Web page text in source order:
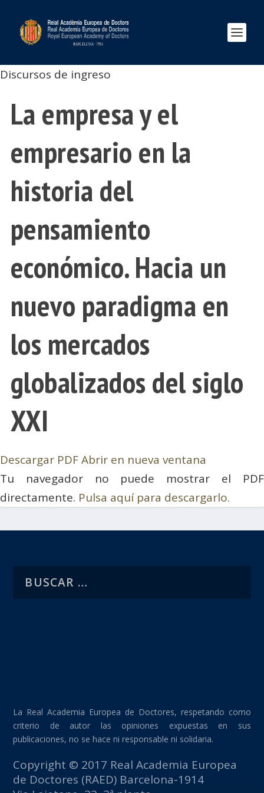
Discursos de ingreso
La empresa y el
empresario en la
historia del
pensamiento
económico. Hacia un
nuevo paradigma en
los mercados
globalizados del siglo
XXI
Descargar PDFAbrir en nueva ventana
Tu navegador no puede mostrar el PDF
directamente. Pulsa aquí para descargarlo.
La Real Academia Europea de Doctores, respetando como
criterio de autor las opiniones expuestas en sus
publicaciones, no se hace ni responsable ni solidaria.
Copyright © 2017 Real Academia Europea
de Doctores (RAED) Barcelona-1914